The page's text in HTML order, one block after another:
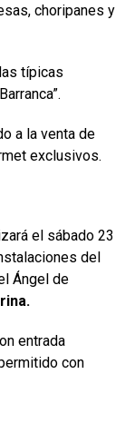
choripanes y
típicas
a la venta de
exclusivos.
el sábado 23
del
Ángel de
entrada
con